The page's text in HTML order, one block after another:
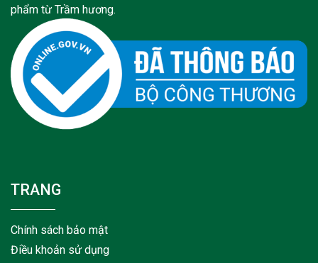
phẩm từ Trầm hương.
TRANG
Chính sách bảo mật
Điều khoản sử dụng